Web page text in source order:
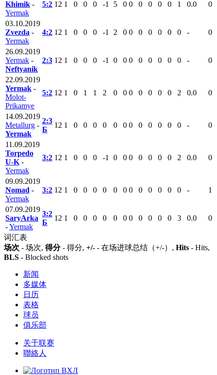
Khimik -
Yermak
5:2 12 1 0 0 0 -1 5 0 0 0 0 0 0 1 0.0 0
03.10.2019
Zvezda -
Yermak
4:2 12 1 0 0 0 -1 2 0 0 0 0 0 0 0 - 0
26.09.2019
Yermak -
Neftyanik
2:3 12 1 0 0 0 -1 0 0 0 0 0 0 0 0 - 0
22.09.2019
Yermak -
Molot-
Prikamye
5:2 12 1 0 1 1 2 0 0 0 0 0 0 0 2 0.0 0
14.09.2019
Metallurg -
Yermak
2:3
Б
12 1 0 0 0 0 0 0 0 0 0 0 0 0 - 0
11.09.2019
Torpedo
U-K -
Yermak
3:2 12 1 0 0 0 -1 0 0 0 0 0 0 0 2 0.0 0
09.09.2019
Nomad -
Yermak
3:2 12 1 0 0 0 0 0 0 0 0 0 0 0 0 - 1
07.09.2019
SaryArka
-Yermak
3:2
Б
12 1 0 0 0 0 0 0 0 0 0 0 0 3 0.0 0
词汇表
场次 - 场次, 得分- 得分, +/- - 在场进球总结（+/-）, Hits - Hits,
BLS - Blocked shots
新闻
多媒体
日历
表格
球员
俱乐部
关于联赛
聯絡人